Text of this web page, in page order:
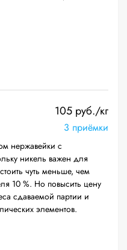
105 руб./кг
3 приёмки
нержавейки с
никель важен для
чуть меньше, чем
10 %. Но повысить цену
сдаваемой партии и
элементов.